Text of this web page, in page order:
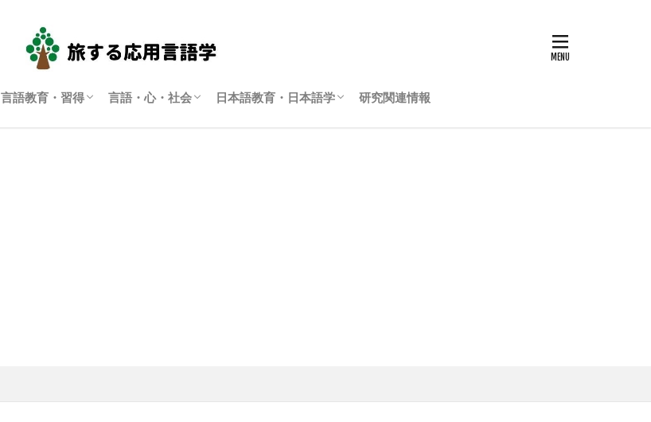
言語教育・習得 言語・心・社会 日本語教育・日本語学 研究関連情報